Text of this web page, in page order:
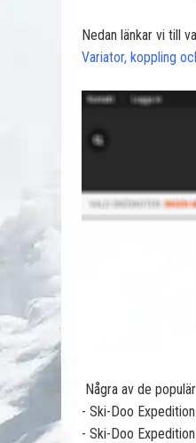
Nedan länkar vi till
Variator, koppling
Några av de
- Ski-Doo
- Ski-Doo